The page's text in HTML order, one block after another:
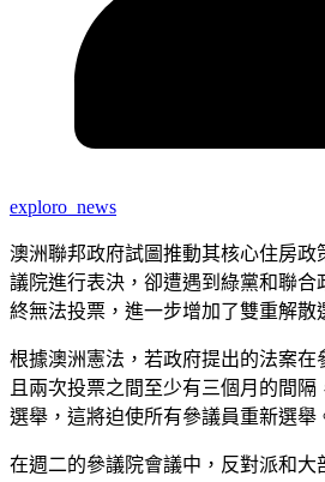
exploro_news
澳洲聯邦政府試圖推動其核心住房政
議院進行表決，卻遭遇到綠黨和聯合
終無法投票，進一步增加了雙重解散
根據澳洲憲法，若政府提出的法案在
且兩次投票之間至少有三個月的間
選舉，這將迫使所有參議員重新選舉
在週二的參議院會議中，反對派和大